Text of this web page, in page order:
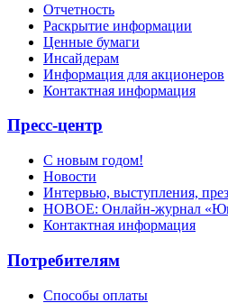
Отчетность
Раскрытие информации
Ценные бумаги
Инсайдерам
Информация для акционеров
Контактная информация
Пресс-центр
С новым годом!
Новости
Интервью, выступления,
НОВОЕ: Онлайн-журнал
Контактная информация
Потребителям
Способы оплаты